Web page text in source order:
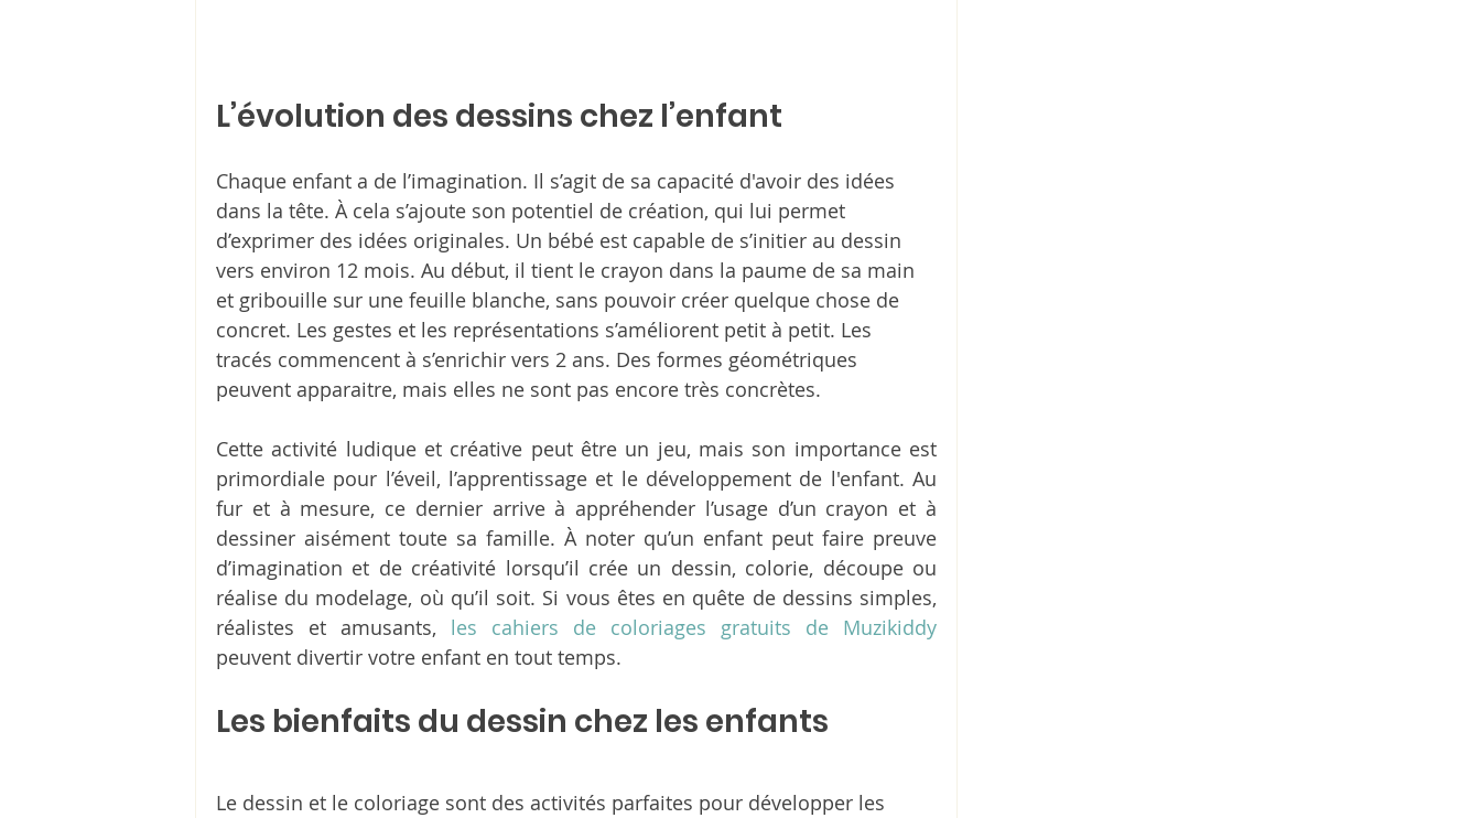
L’évolution des dessins chez l’enfant
Chaque enfant a de l’imagination. Il s’agit de sa capacité d'avoir des idées
dans la tête. À cela s’ajoute son potentiel de création, qui lui permet
d’exprimer des idées originales. Un bébé est capable de s’initier au dessin
vers environ 12 mois. Au début, il tient le crayon dans la paume de sa main
et gribouille sur une feuille blanche, sans pouvoir créer quelque chose de
concret. Les gestes et les représentations s’améliorent petit à petit. Les
tracés commencent à s’enrichir vers 2 ans. Des formes géométriques
peuvent apparaitre, mais elles ne sont pas encore très concrètes.
Cette activité ludique et créative peut être un jeu, mais son importance est
primordiale pour l’éveil, l’apprentissage et le développement de l'enfant. Au
fur et à mesure, ce dernier arrive à appréhender l’usage d’un crayon et à
dessiner aisément toute sa famille. À noter qu’un enfant peut faire preuve
d’imagination et de créativité lorsqu’il crée un dessin, colorie, découpe ou
réalise du modelage, où qu’il soit. Si vous êtes en quête de dessins simples,
réalistes et amusants, les cahiers de coloriages gratuits de Muzikiddy
peuvent divertir votre enfant en tout temps.
Les bienfaits du dessin chez les enfants
Le dessin et le coloriage sont des activités parfaites pour développer les